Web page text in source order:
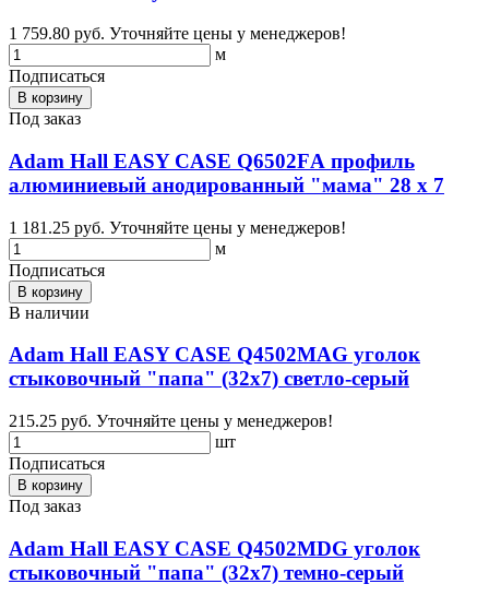
1 759.80 руб. Уточняйте цены у менеджеров!
м
Подписаться
В корзину
Под заказ
Adam Hall EASY CASE Q6502FА профиль
алюминиевый анодированный "мама" 28 х 7
1 181.25 руб. Уточняйте цены у менеджеров!
м
Подписаться
В корзину
В наличии
Adam Hall EASY CASE Q4502МAG уголок
стыковочный "папа" (32х7) светло-серый
215.25 руб. Уточняйте цены у менеджеров!
шт
Подписаться
В корзину
Под заказ
Adam Hall EASY CASE Q4502МDG уголок
стыковочный "папа" (32х7) темно-серый